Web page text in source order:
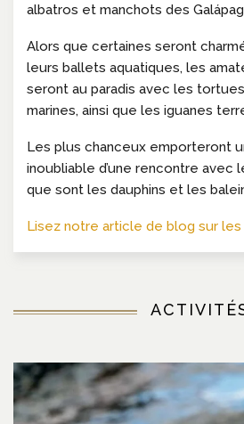
albatros et manchots des
Alors que certaines seront
leurs ballets aquatiques, les
seront au paradis avec les
marines, ainsi que les iguanes
Les plus chanceux emporteront
inoubliable d’une rencontre avec
que sont les dauphins et les
Lisez notre article de blog sur les